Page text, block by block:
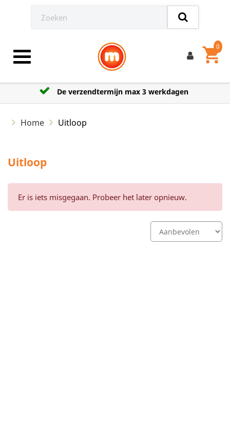
Toggle navigation shopping_cart
0
De verzendtermijn max 3 werkdagen
Home Uitloop
Uitloop
Er is iets misgegaan. Probeer het later opnieuw.